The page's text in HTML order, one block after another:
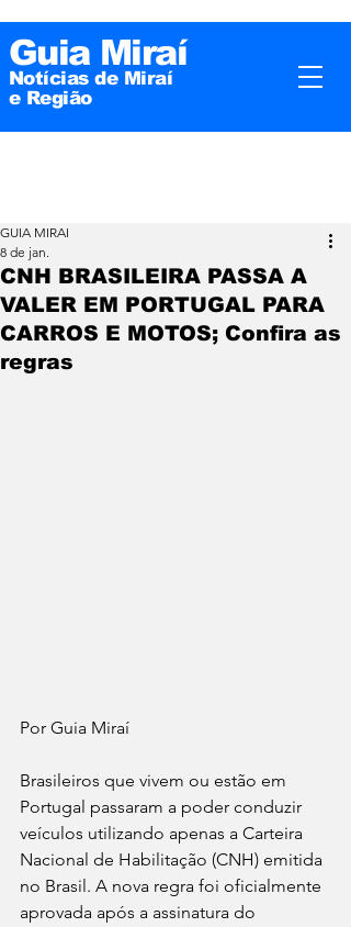
Guia Miraí
Notícias de Miraí
e Região
CNH BRASILEIRA PASSA A
VALER EM PORTUGAL PARA
CARROS E MOTOS; Confira as
regras
GUIA MIRAI
8 de jan.
Por Guia Miraí
Brasileiros que vivem ou estão em
Portugal passaram a poder conduzir
veículos utilizando apenas a Carteira
Nacional de Habilitação (CNH) emitida
no Brasil. A nova regra foi oficialmente
aprovada após a assinatura do